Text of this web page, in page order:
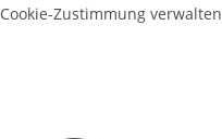
Cookie-Zustimmung verwalten